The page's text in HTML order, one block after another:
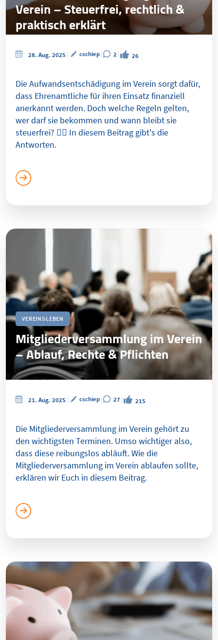
Verein – Steuerfrei, rechtlich &
praktisch erklärt
28. Aug. 2025 cschiep 2 26
Die Aufwandsentschädigung im Verein sorgt dafür,
dass Ehrenamtliche für ihren Einsatz finanziell
anerkannt werden. Doch welche Regeln gelten,
wer darf sie bekommen und wann bleibt sie
steuerfrei? 👉🏼 In diesem Beitrag gibt's die
Antworten.
VEREINSLEBEN
Mitgliederversammlung im Verein
– Ablauf, Rechte & Pflichten
21. Aug. 2025 cschiep 27 215
Die Mitgliederversammlung im Verein gehört zu
den wichtigsten Terminen. Umso wichtiger also,
dass diese reibungslos abläuft. Wie die
Mitgliederversammlung im Verein ablaufen sollte,
erklären wir Euch in diesem Beitrag.